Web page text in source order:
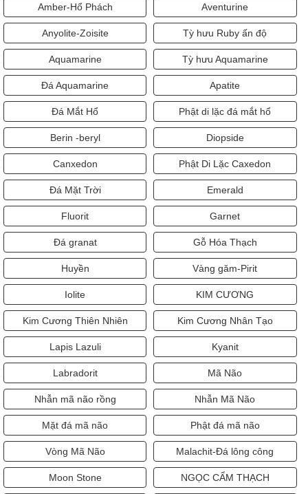
Amber-Hổ Phách Aventurine
Anyolite-Zoisite Tỳ hưu Ruby ấn độ
Aquamarine Tỳ hưu Aquamarine
Đá Aquamarine Apatite
Đá Mắt Hổ Phật di lặc đá mắt hổ
Berin -beryl Diopside
Canxedon Phật Di Lặc Caxedon
Đá Mặt Trời Emerald
Fluorit Garnet
Đá granat Gỗ Hóa Thạch
Huyền Vàng găm-Pirit
Iolite KIM CƯƠNG
Kim Cương Thiên Nhiên Kim Cương Nhân Tạo
Lapis Lazuli Kyanit
Labradorit Mã Não
Nhẫn mã não rồng Nhẫn Mã Não
Mặt đá mã não Phật đá mã não
Vòng Mã Não Malachit-Đá lông công
Moon Stone NGỌC CẨM THẠCH